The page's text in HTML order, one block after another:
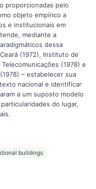
proporcionadas pelo
objeto empírico a
e institucionais em
mediante a
dessa
(1972), Instituto de
(1978) e
– estabelecer sua
nacional e identificar
a um suposto modelo
do lugar,
buildings